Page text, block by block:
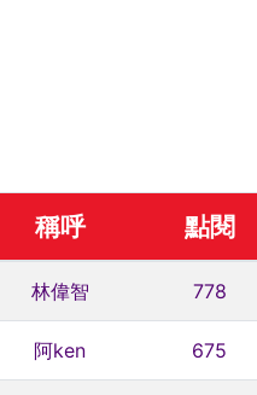
稱呼 點閱
林偉智 778
阿ken 675